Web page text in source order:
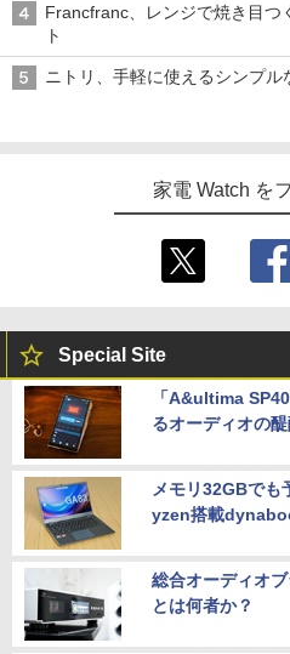
Francfranc、レンジで焼き目つ
ト
ニトリ、手軽に使えるシンプル
家電 Watch を
Special Site
「A&ultima
るオーディオの
メモリ32GBでも
yzen搭載
総合オーディオ
とは何者か？